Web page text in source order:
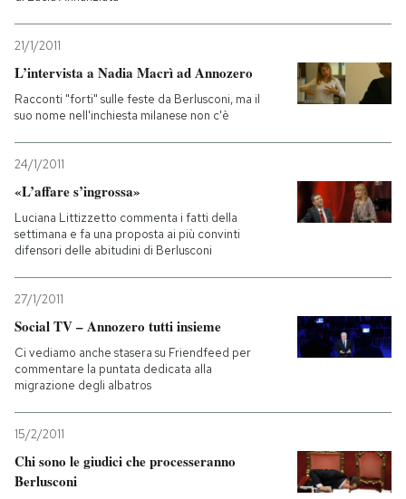
CALENDARIO
AREA PERSONALE
21/1/2011
L’intervista a Nadia Macrì ad Annozero
Racconti "forti" sulle feste da Berlusconi, ma il
suo nome nell'inchiesta milanese non c'è
24/1/2011
«L’affare s’ingrossa»
Luciana Littizzetto commenta i fatti della
settimana e fa una proposta ai più convinti
difensori delle abitudini di Berlusconi
27/1/2011
Social TV – Annozero tutti insieme
Ci vediamo anche stasera su Friendfeed per
commentare la puntata dedicata alla
migrazione degli albatros
15/2/2011
Chi sono le giudici che processeranno
Berlusconi